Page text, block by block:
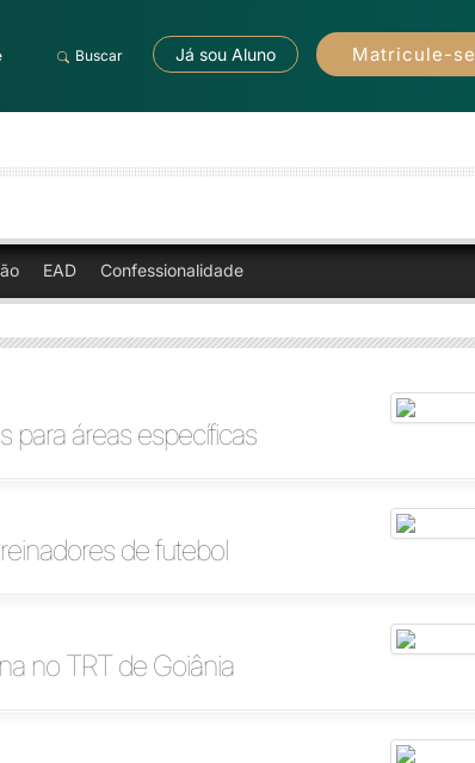
Buscar Já sou Aluno Matricule-se
EAD Confessionalidade
para áreas específicas
de futebol
no TRT de Goiânia